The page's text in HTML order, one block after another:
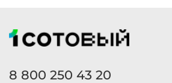
8 800 250 43 20